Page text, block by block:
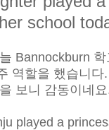
school
Bannockburn
역할을 했습니다
보니 감동이네
played a